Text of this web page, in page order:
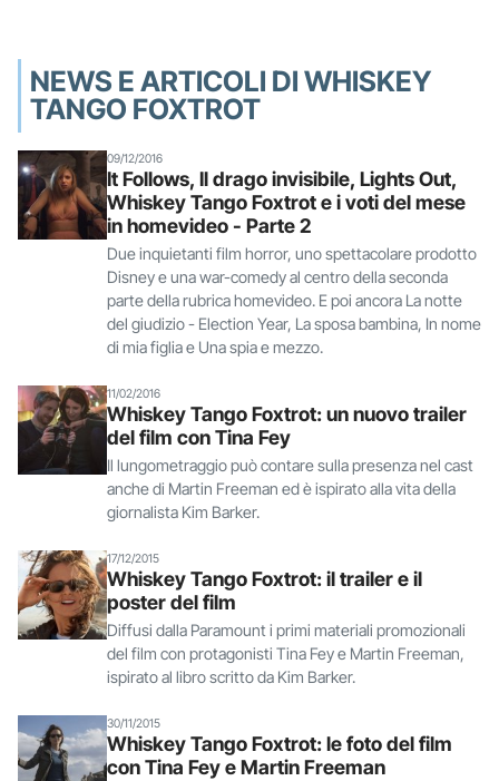
NEWS E ARTICOLI DI WHISKEY
TANGO FOXTROT
09/12/2016
It Follows, Il drago invisibile, Lights Out,
Whiskey Tango Foxtrot e i voti del mese
in homevideo - Parte 2
Due inquietanti film horror, uno spettacolare prodotto
Disney e una war-comedy al centro della seconda
parte della rubrica homevideo. E poi ancora La notte
del giudizio - Election Year, La sposa bambina, In nome
di mia figlia e Una spia e mezzo.
11/02/2016
Whiskey Tango Foxtrot: un nuovo trailer
del film con Tina Fey
Il lungometraggio può contare sulla presenza nel cast
anche di Martin Freeman ed è ispirato alla vita della
giornalista Kim Barker.
17/12/2015
Whiskey Tango Foxtrot: il trailer e il
poster del film
Diffusi dalla Paramount i primi materiali promozionali
del film con protagonisti Tina Fey e Martin Freeman,
ispirato al libro scritto da Kim Barker.
30/11/2015
Whiskey Tango Foxtrot: le foto del film
con Tina Fey e Martin Freeman